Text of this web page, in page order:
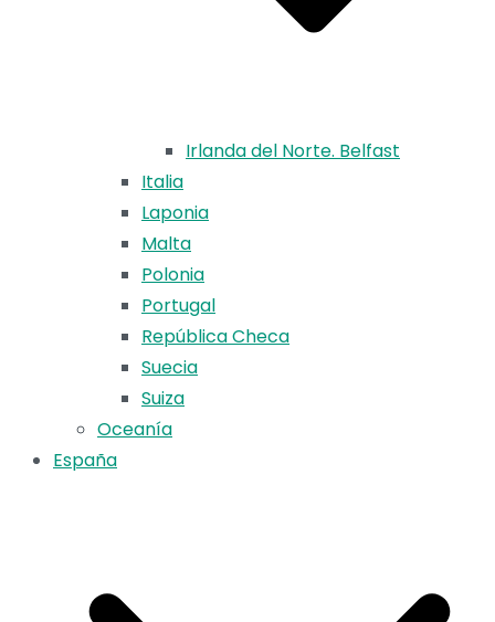
Irlanda del Norte. Belfast
Italia
Laponia
Malta
Polonia
Portugal
República Checa
Suecia
Suiza
Oceanía
España